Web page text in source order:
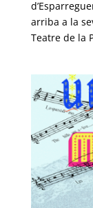
arriba a la
Teatre de la